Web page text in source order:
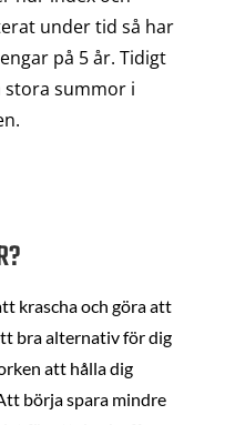
under tid så har
på 5 år. Tidigt
stora summor i
krascha och göra att
bra alternativ för dig
att hålla dig
börja spara mindre